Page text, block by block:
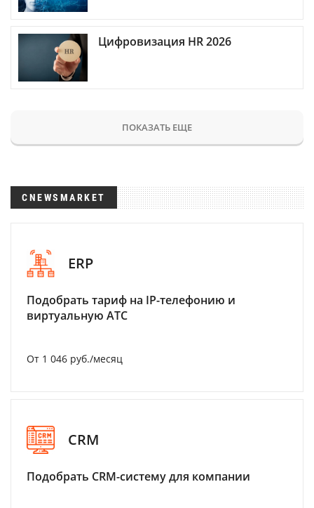
Цифровизация HR 2026
ПОКАЗАТЬ ЕЩЕ
CNEWSMARKET
ERP
Подобрать тариф на IP-телефонию и
виртуальную АТС
От 1 046 руб./месяц
CRM
Подобрать CRM-систему для компании